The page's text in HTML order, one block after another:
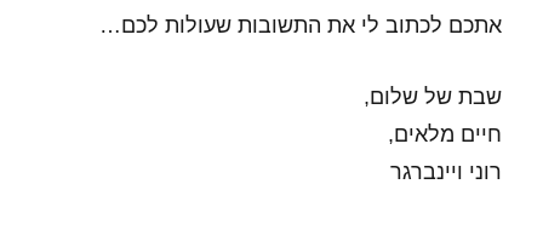
אתכם לכתוב לי את התשובות שעולות לכם…
שבת של שלום,
חיים מלאים,
רוני ויינברגר